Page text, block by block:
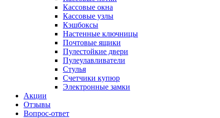
Кассовые окна
Кассовые узлы
Кэшбоксы
Настенные ключницы
Почтовые ящики
Пулестойкие двери
Пулеулавливатели
Стулья
Счетчики купюр
Электронные замки
Акции
Отзывы
Вопрос-ответ